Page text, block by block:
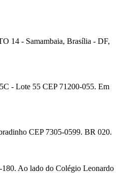
14 - Samambaia, Brasília - DF,
- Lote 55 CEP 71200-055. Em
CEP 7305-0599. BR 020.
Ao lado do Colégio Leonardo